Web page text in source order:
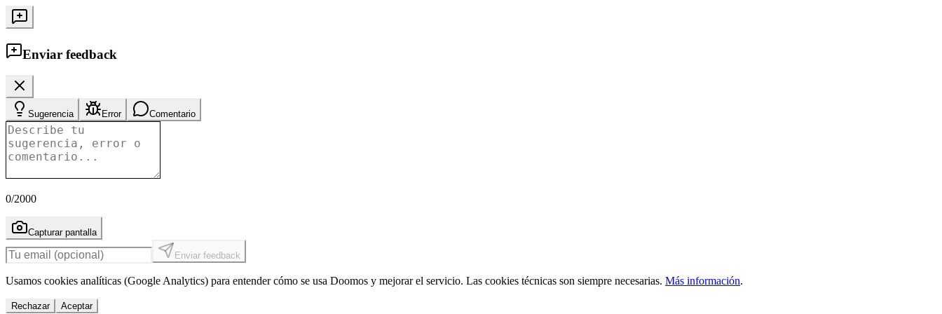
Enviar feedback
Sugerencia Error Comentario
0/2000
Capturar pantalla
Enviar feedback
Usamos cookies analíticas (Google Analytics) para entender cómo se usa Doomos y mejorar el servicio. Las cookies técnicas son siempre necesarias. Más información.
Rechazar Aceptar